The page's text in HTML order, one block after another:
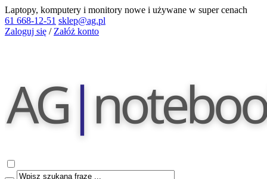
Laptopy, komputery i monitory nowe i używane w super cenach
61 668-12-51 sklep@ag.pl
Zaloguj się / Załóż konto